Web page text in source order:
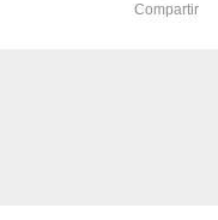
Compartir